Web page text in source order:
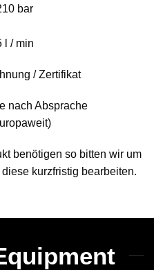
bar
l / min
/ Zertifikat
nach Absprache
benötigen so bitten wir um
kurzfristig bearbeiten.